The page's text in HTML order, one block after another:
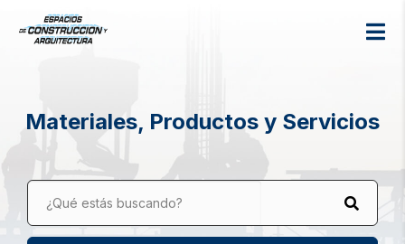
Materiales, Productos y Servicios
¿Qué estás buscando?